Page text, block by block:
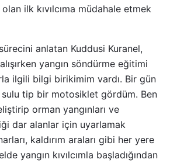
ilk kıvılcıma müdahale etmek
anlatan Kuddusi Kuranel,
yangın söndürme eğitimi
ilgili bilgi birikimim vardı. Bir gün
tip bir motosiklet gördüm. Ben
orman yangınları ve
dar alanlar için uyarlamak
kaldırım araları gibi her yere
yangın kıvılcımla başladığından